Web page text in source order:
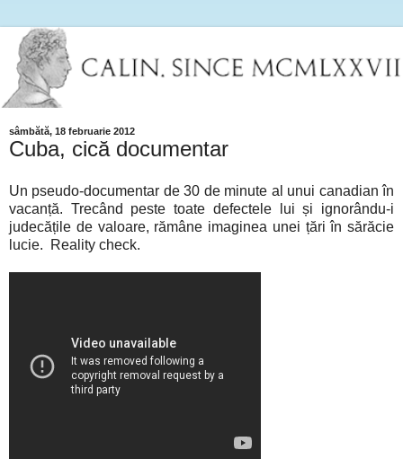
sâmbătă, 18 februarie 2012
Cuba, cică documentar
Un pseudo-documentar de 30 de minute al unui canadian în
vacanță. Trecând peste toate defectele lui și ignorându-i
judecățile de valoare, rămâne imaginea unei țări în sărăcie
lucie. Reality check.